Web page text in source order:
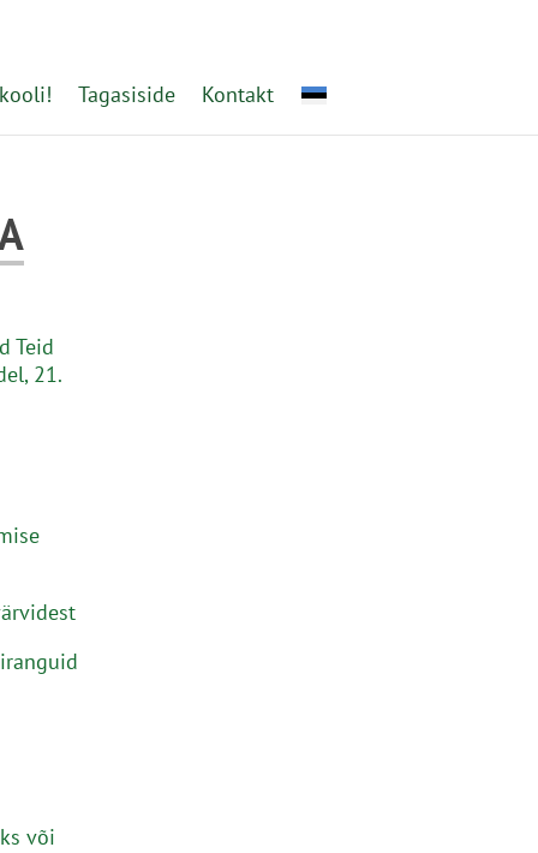
Tagasiside Kontakt
Teid
21.
või